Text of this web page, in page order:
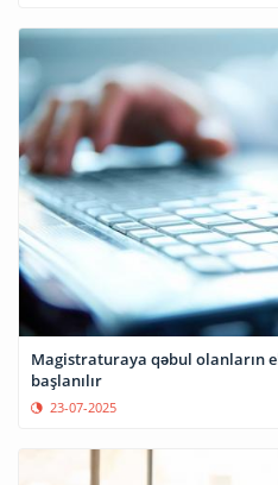
Magistraturaya qəbul olanların
başlanılır
23-07-2025